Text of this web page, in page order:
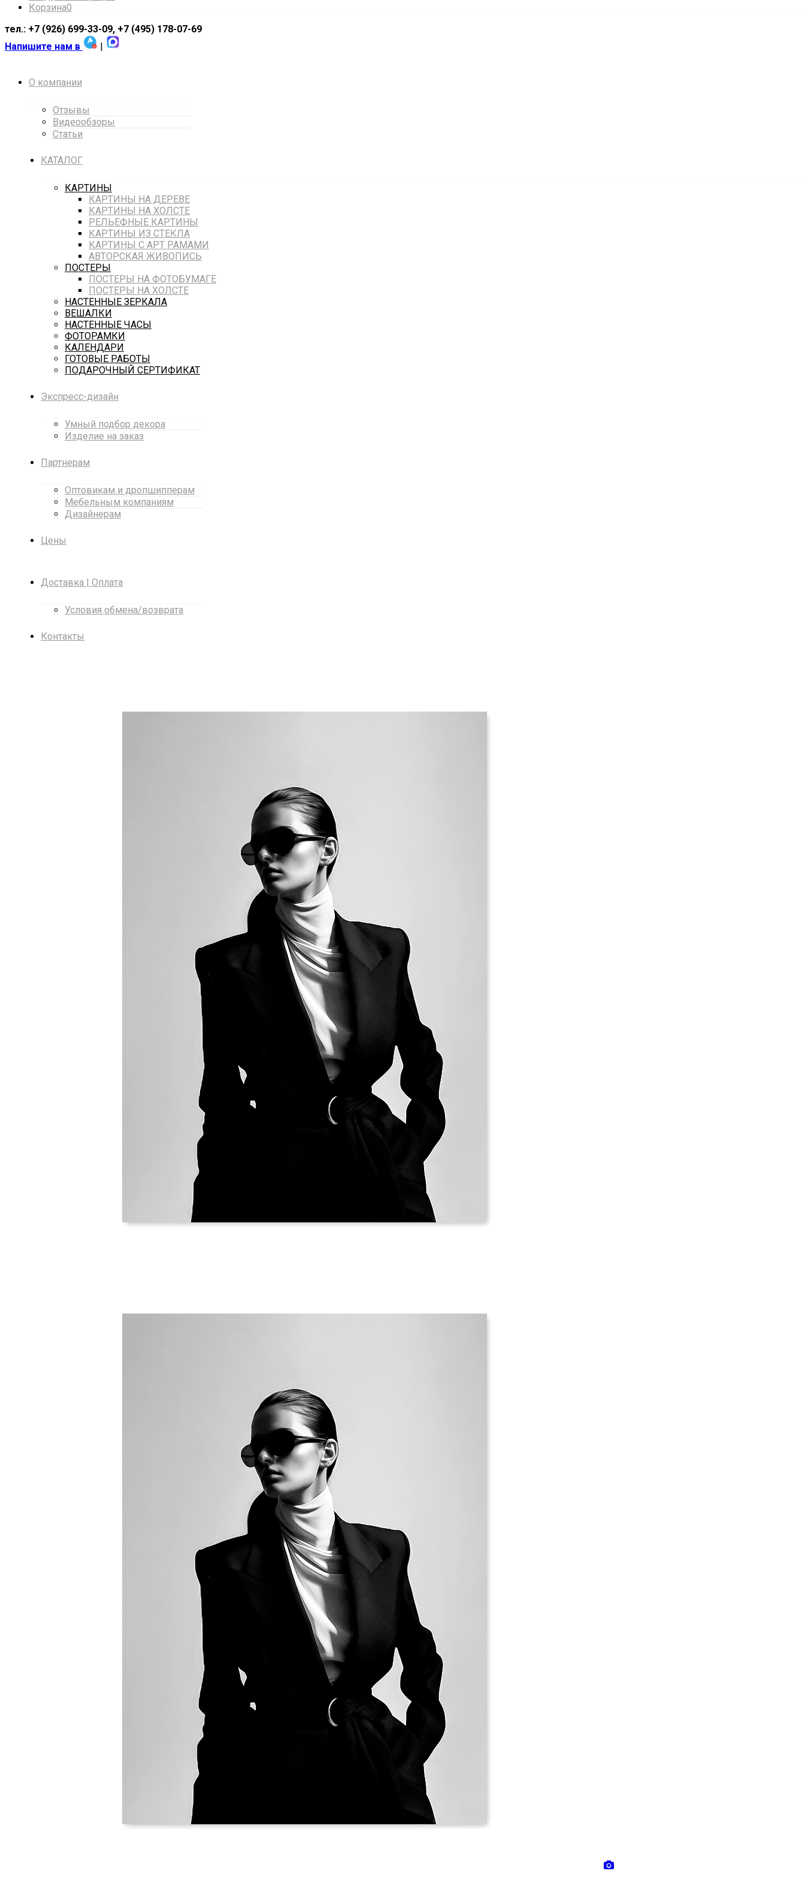
Корзина0
тел.: +7 (926) 699-33-09, +7 (495) 178-07-69
Напишите нам в
|
О компании
Отзывы
Видеообзоры
Статьи
КАТАЛОГ
КАРТИНЫ
КАРТИНЫ НА ДЕРЕВЕ
КАРТИНЫ НА ХОЛСТЕ
РЕЛЬЕФНЫЕ КАРТИНЫ
КАРТИНЫ ИЗ СТЕКЛА
КАРТИНЫ С АРТ РАМАМИ
АВТОРСКАЯ ЖИВОПИСЬ
ПОСТЕРЫ
ПОСТЕРЫ НА ФОТОБУМАГЕ
ПОСТЕРЫ НА ХОЛСТЕ
НАСТЕННЫЕ ЗЕРКАЛА
ВЕШАЛКИ
НАСТЕННЫЕ ЧАСЫ
ФОТОРАМКИ
КАЛЕНДАРИ
ГОТОВЫЕ РАБОТЫ
ПОДАРОЧНЫЙ СЕРТИФИКАТ
Экспресс-дизайн
Умный подбор декора
Изделие на заказ
Партнерам
Оптовикам и дропшипперам
Мебельным компаниям
Дизайнерам
Цены
Доставка | Оплата
Условия обмена/возврата
Контакты